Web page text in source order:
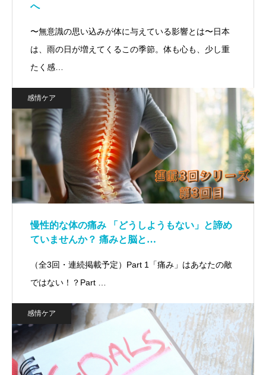
へ
〜無意識の思い込みが体に与えている影響とは〜日本
は、雨の日が増えてくるこの季節。体も心も、少し重
たく感…
感情ケア
慢性的な体の痛み 「どうしようもない」と諦め
ていませんか？ 痛みと脳と…
（全3回・連続掲載予定）Part 1「痛み」はあなたの敵
ではない！？Part …
感情ケア